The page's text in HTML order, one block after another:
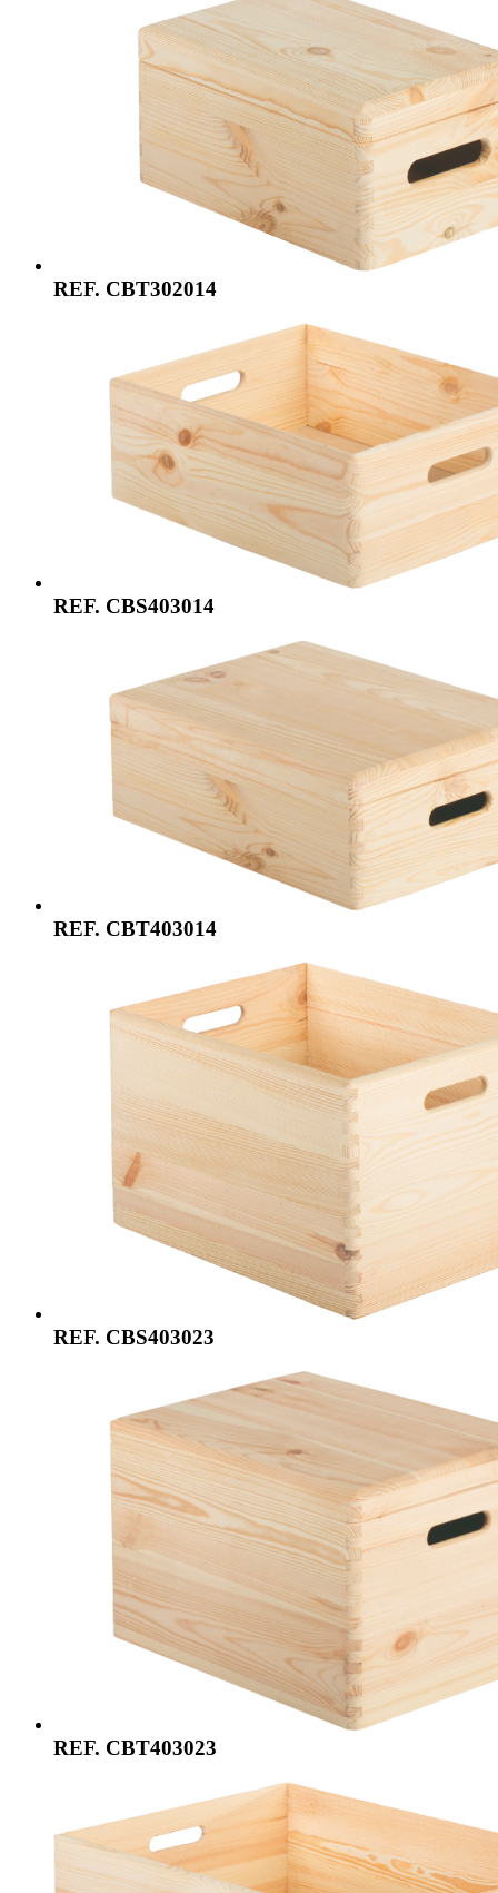
REF. CBT302014
REF. CBS403014
REF. CBT403014
REF. CBS403023
REF. CBT403023